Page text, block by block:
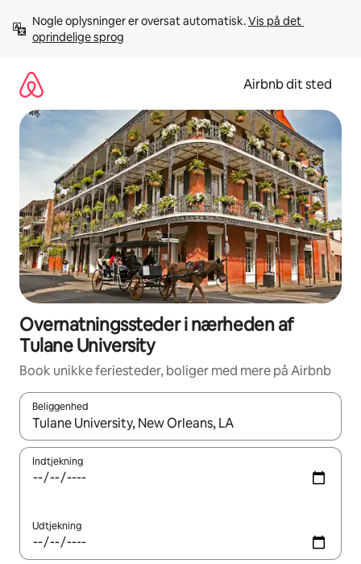
videre
Nogle oplysninger er oversat automatisk. Vis på det
oprindelige sprog
Airbnb dit sted
Overnatningssteder i nærheden af
Tulane University
Book unikke feriesteder, boliger med mere på Airbnb
Beliggenhed
Når resultaterne er tilgængelige, skal du navigere med
Indtjekning
Udtjekning